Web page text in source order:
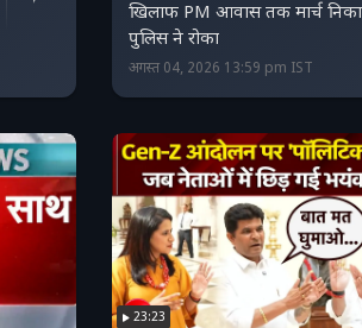
खिलाफ PM आवास तक मार्च
पुलिस ने रोका
अगस्त 04, 2026 13:59 pm IST
23:23